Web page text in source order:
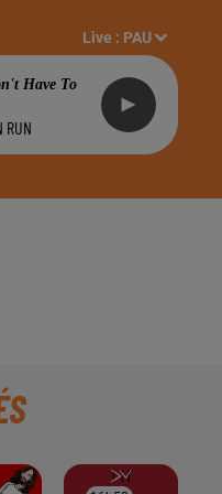
Live : PAU
Have To
RUN